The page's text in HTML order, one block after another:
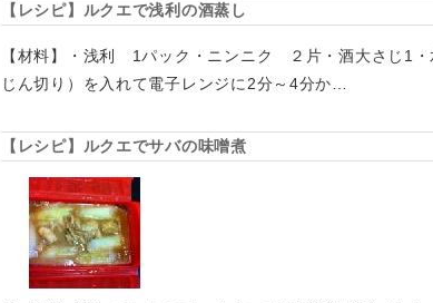
【レシピ】ルクエで浅利の酒蒸し
【材料】・浅利 1パック・ニンニク ２片・酒大さじ1
じん切り）を入れて電子レンジに2分～4分か…
【レシピ】ルクエでサバの味噌煮